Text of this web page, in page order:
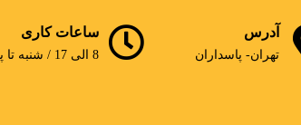
آدرس
تهران- پاسداران
ساعات کاری
8 الی 17 / شنبه تا پنج‌شنبه